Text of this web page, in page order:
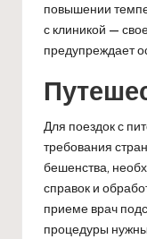
повышении
с клиникой —
предупреждает
Для поездок с
требования
бешенства,
справок и
приеме врач
процедуры